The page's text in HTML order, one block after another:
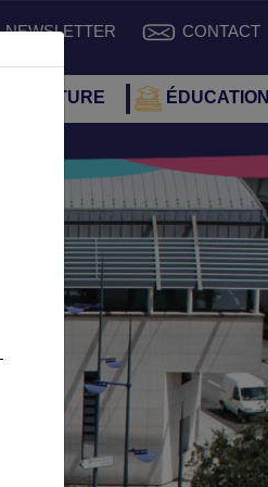
NEWSLETTER CONTACT
CULTURE ÉDUCATION